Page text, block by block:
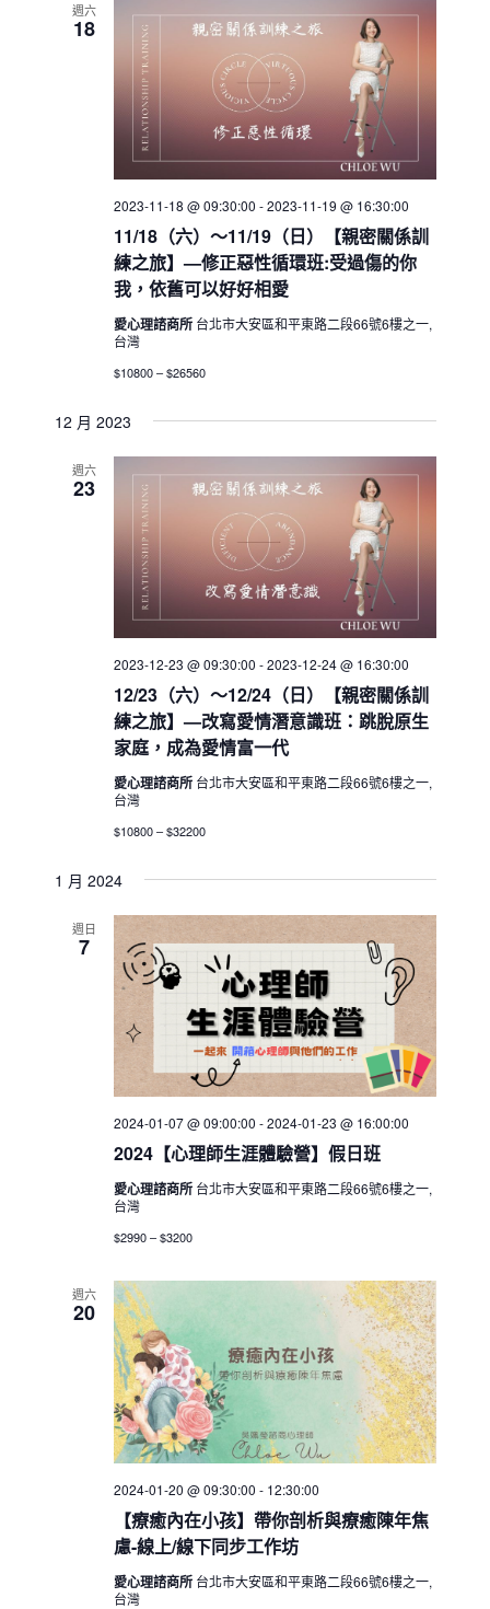
週六
18
11/18（六）～11/19（日）【親密關係訓
練之旅】—修正惡性循環班:受過傷的你
我，依舊可以好好相愛
2023-11-18 @ 09:30:00 -2023-11-19 @ 16:30:00
愛心理諮商所 台北市大安區和平東路二段66號6樓之一,
台灣
$10800 – $26560
12 月 2023
週六
23
12/23（六）～12/24（日）【親密關係訓
練之旅】—改寫愛情潛意識班：跳脫原生
家庭，成為愛情富一代
2023-12-23 @ 09:30:00 -2023-12-24 @ 16:30:00
愛心理諮商所 台北市大安區和平東路二段66號6樓之一,
台灣
$10800 – $32200
1 月 2024
週日
7
2024【心理師生涯體驗營】假日班
2024-01-07 @ 09:00:00 -2024-01-23 @ 16:00:00
愛心理諮商所 台北市大安區和平東路二段66號6樓之一,
台灣
$2990 – $3200
週六
20
【療癒內在小孩】帶你剖析與療癒陳年焦
慮-線上/線下同步工作坊
2024-01-20 @ 09:30:00 - 12:30:00
愛心理諮商所 台北市大安區和平東路二段66號6樓之一,
台灣